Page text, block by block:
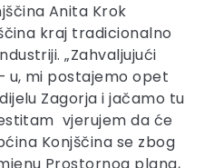
Anita Krok
kraj tradicionalno
„Zahvaljujući
u, mi postajemo opet
Zagorja i jačamo tu
vjerujem da će
Konjščina se zbog